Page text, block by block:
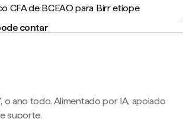
CFA de BCEAO para Birr etíope
contar
o ano todo. Alimentado por IA, apoiado
suporte.